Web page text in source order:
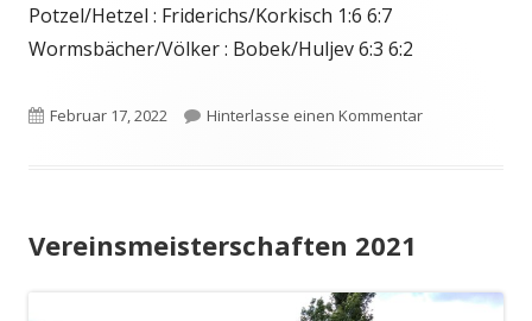
Potzel/Hetzel : Friderichs/Korkisch 1:6 6:7
Wormsbächer/Völker : Bobek/Huljev 6:3 6:2
Veröffentlicht
Februar 17, 2022 Hinterlasse einen Kommentarzu TC
Vereinsmeisterschaften 2021